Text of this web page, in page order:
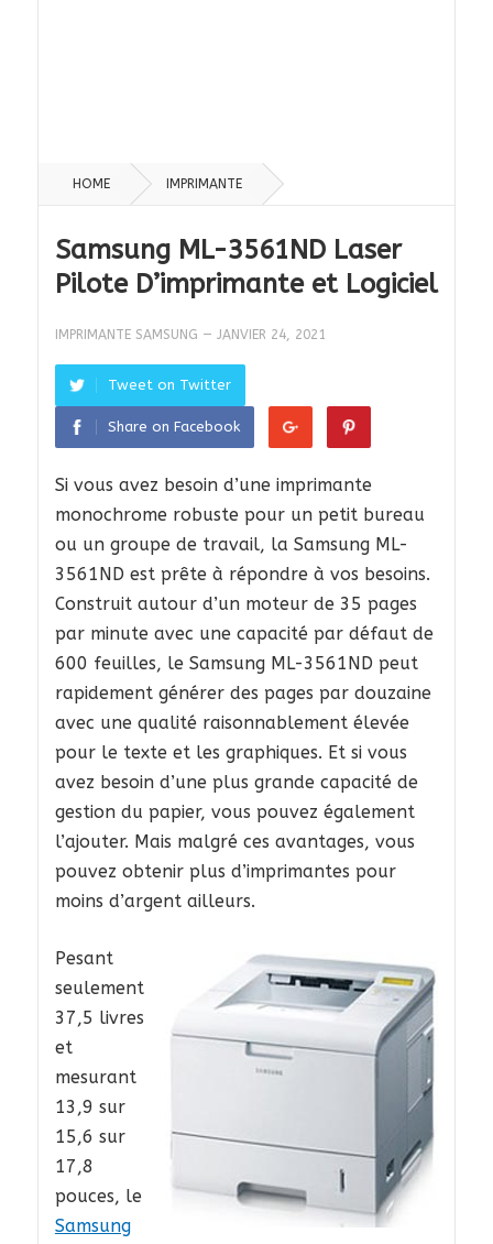
HOME IMPRIMANTE
Samsung ML-3561ND Laser
Pilote D’imprimante et Logiciel
IMPRIMANTE SAMSUNG — JANVIER 24, 2021
Tweet on Twitter
Share on Facebook
Si vous avez besoin d’une imprimante
monochrome robuste pour un petit bureau
ou un groupe de travail, la Samsung ML-
3561ND est prête à répondre à vos besoins.
Construit autour d’un moteur de 35 pages
par minute avec une capacité par défaut de
600 feuilles, le Samsung ML-3561ND peut
rapidement générer des pages par douzaine
avec une qualité raisonnablement élevée
pour le texte et les graphiques. Et si vous
avez besoin d’une plus grande capacité de
gestion du papier, vous pouvez également
l’ajouter. Mais malgré ces avantages, vous
pouvez obtenir plus d’imprimantes pour
moins d’argent ailleurs.
Pesant
seulement
37,5 livres
et
mesurant
13,9 sur
15,6 sur
17,8
pouces, le
Samsung